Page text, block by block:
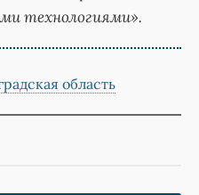
технологиями».
область